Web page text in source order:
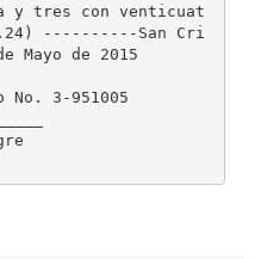
y tres con venticuat
----------San Cri
Mayo de 2015
3-951005